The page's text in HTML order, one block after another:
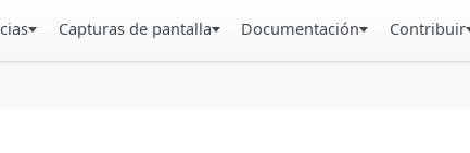
Capturas de pantalla Documentación Contribuir